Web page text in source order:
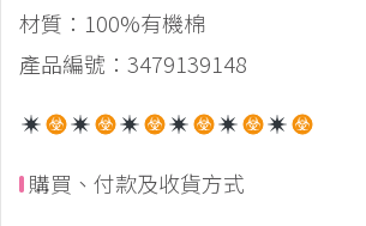
材質：100%有機棉
產品編號：3479139148
購買、付款及收貨方式